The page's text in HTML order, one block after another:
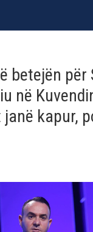
betejën për
në
kapur,